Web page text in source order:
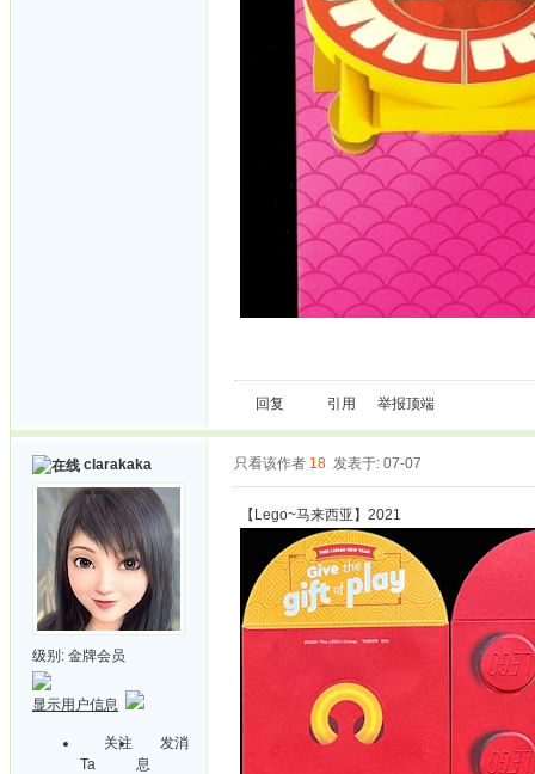
回复 引用 举报顶端
clarakaka
级别: 金牌会员
显示用户信息
关注
Ta
发消
息
只看该作者 18 发表于: 07-07
【Lego~马来西亚】2021